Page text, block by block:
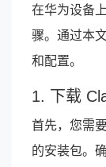
在华为设备
骤。通过本
和配置。
1. 下载
首先，您需
的安装包。